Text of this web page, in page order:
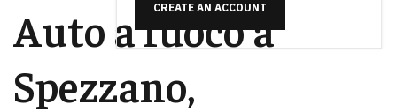
CREATE AN ACCOUNT
Auto a fuoco a
Spezzano,